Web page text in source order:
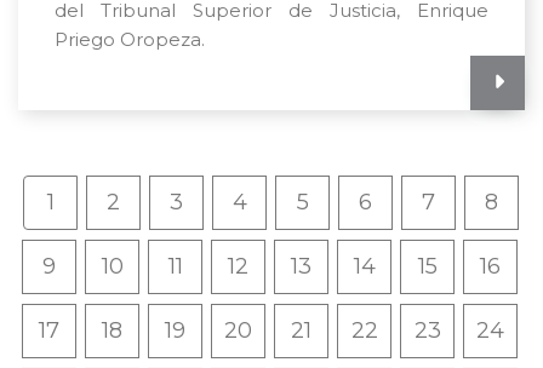
del Tribunal Superior de Justicia, Enrique
Priego Oropeza.
1 2 3 4 5 6 7 8
9 10 11 12 13 14 15 16
17 18 19 20 21 22 23 24